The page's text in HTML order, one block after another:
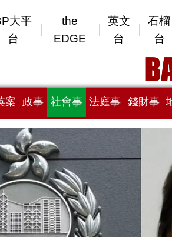
大平
台
the
EDGE
英文
台
石榴
台
案 政事 社會事 法庭事 錢財事